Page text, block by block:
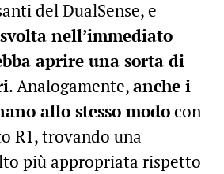
del DualSense, e
nell’immediato
aprire una sorta di
. Analogamente,anche i
allo stesso modocon
R1, trovando una
più appropriata rispetto